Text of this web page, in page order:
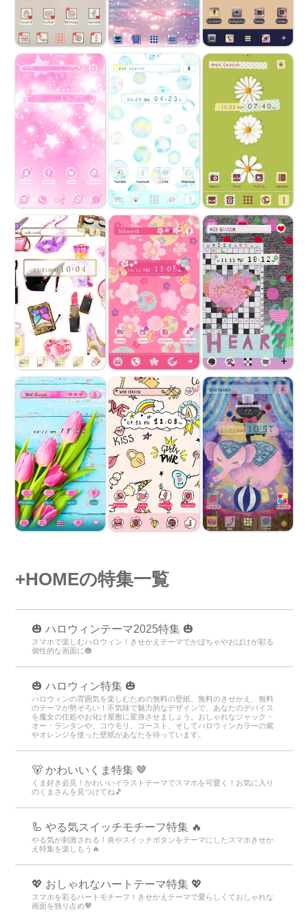
+HOMEの特集一覧
🎃 ハロウィンテーマ2025特集 🎃
スマホで楽しむハロウィン！きせかえテーマでかぼちゃやおばけが彩る
個性的な画面に🎃
🎃 ハロウィン特集 🎃
ハロウィンの雰囲気を楽しむための無料の壁紙、無料のきせかえ、無料
のテーマが勢ぞろい！不気味で魅力的なデザインで、あなたのデバイス
を魔女の住処やお化け屋敷に変身させましょう。おしゃれなジャック・
オー・ランタンや、コウモリ、ゴースト、そしてハロウィンカラーの紫
やオレンジを使った壁紙があなたを待っています。
🐻 かわいいくま特集 🤎
くま好き必見！かわいいイラストテーマでスマホを可愛く！お気に入り
のくまさんを見つけてね🎵
🦾 やる気スイッチモチーフ特集 🔥
やる気が刺激される！炎やスイッチボタンをテーマにしたスマホきせか
え特集を楽しもう🔥
💖 おしゃれなハートテーマ特集 💖
スマホを彩るハートモチーフ！きせかえテーマで愛らしくておしゃれな
画面を独り占め💖